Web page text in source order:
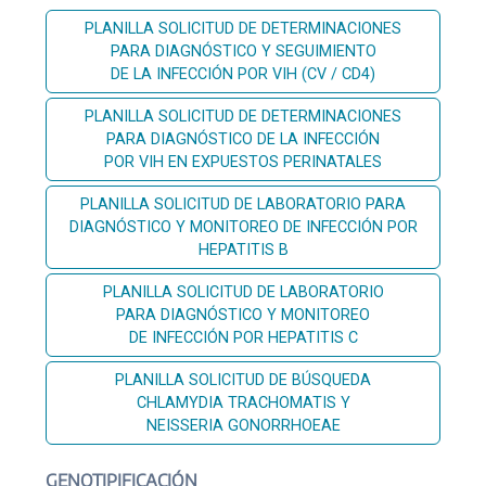
PLANILLA SOLICITUD DE DETERMINACIONES
PARA DIAGNÓSTICO Y SEGUIMIENTO
DE LA INFECCIÓN POR VIH (CV / CD4)
PLANILLA SOLICITUD DE DETERMINACIONES
PARA DIAGNÓSTICO DE LA INFECCIÓN
POR VIH EN EXPUESTOS PERINATALES
PLANILLA SOLICITUD DE LABORATORIO PARA
DIAGNÓSTICO Y MONITOREO DE INFECCIÓN POR
HEPATITIS B
PLANILLA SOLICITUD DE LABORATORIO
PARA DIAGNÓSTICO Y MONITOREO
DE INFECCIÓN POR HEPATITIS C
PLANILLA SOLICITUD DE BÚSQUEDA
CHLAMYDIA TRACHOMATIS Y
NEISSERIA GONORRHOEAE
GENOTIPIFICACIÓN